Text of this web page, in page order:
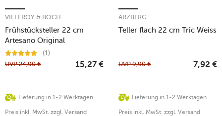
Frühstücksteller 22 cm
Artesano Original
VILLEROY & BOCH
(1)
Lieferung in 1-2 Werktagen
UVP24,90 € 15,27 €
Preis inkl. MwSt. zzgl. Versand
Teller flach 22 cm Tric Weiss
ARZBERG
Lieferung in 1-2 Werktagen
UVP9,90 € 7,92 €
Preis inkl. MwSt. zzgl. Versand